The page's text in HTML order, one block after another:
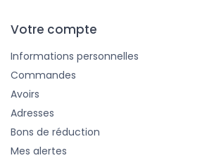
Votre compte
Informations personnelles
Commandes
Avoirs
Adresses
Bons de réduction
Mes alertes